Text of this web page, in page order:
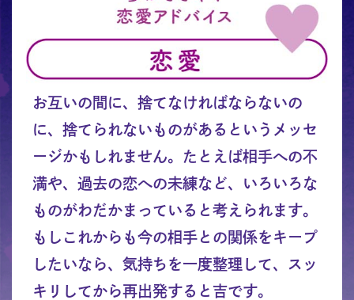
お互いの間に、捨てなければならないの
に、捨てられないものがあるというメッセ
ージかもしれません。たとえば相手への不
満や、過去の恋への未練など、いろいろな
ものがわだかまっていると考えられます。
もしこれからも今の相手との関係をキープ
したいなら、気持ちを一度整理して、スッ
キリしてから再出発すると吉です。